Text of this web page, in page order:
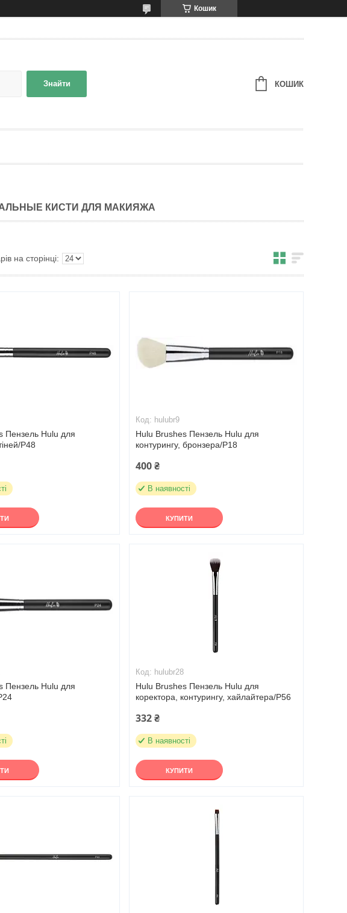
Кошик
Знайти КОШИК
КИСТИ ДЛЯ МАКИЯЖА
Пензель Hulu для
Р48
hulubr9
Hulu Brushes Пензель Hulu для
контурингу, бронзера/Р18
400 ₴
В наявності
КУПИТИ
Пензель Hulu для
hulubr28
Hulu Brushes Пензель Hulu для
коректора, контурингу, хайлайтера/Р56
332 ₴
В наявності
КУПИТИ